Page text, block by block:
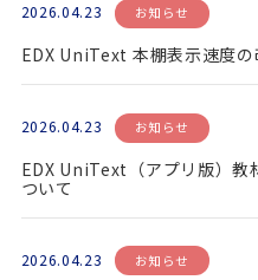
2026.04.23 お知らせ
EDX UniText 本棚表示速度の
2026.04.23 お知らせ
EDX UniText（アプリ版）教
ついて
2026.04.23 お知らせ